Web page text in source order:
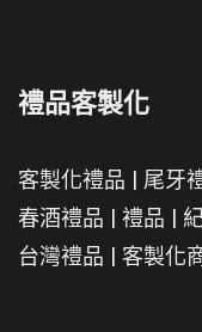
禮品客製化
客製化禮品 | 尾牙
春酒禮品 | 禮品 |
台灣禮品 | 客製化